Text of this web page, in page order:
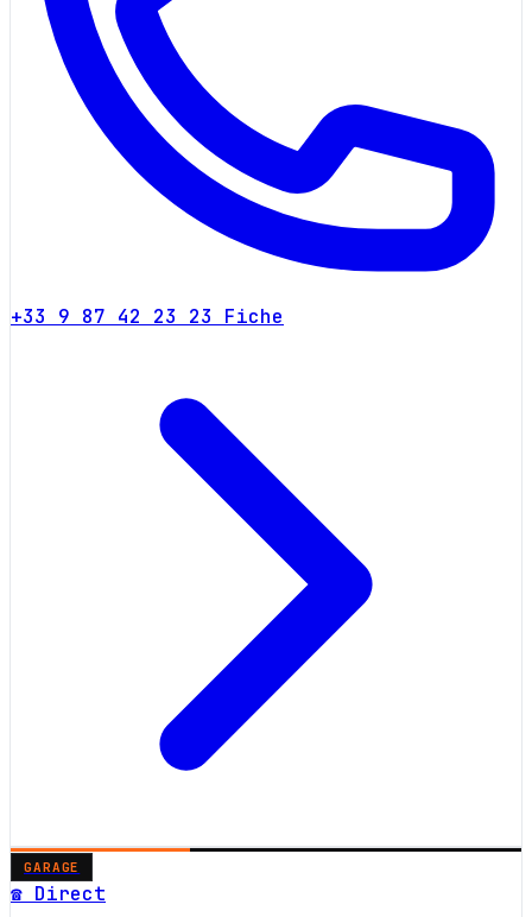
+33 9 87 42 23 23 Fiche
GARAGE
☎ Direct